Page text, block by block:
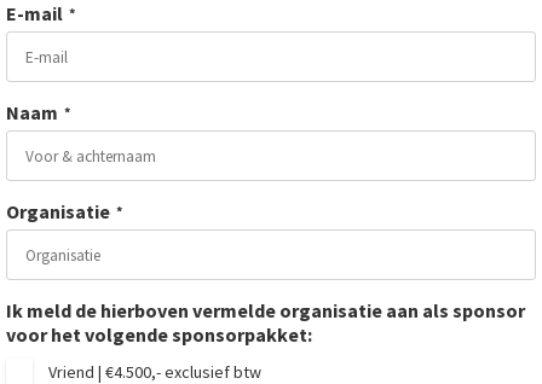
E-mail *
Naam *
Organisatie *
Ik meld de hierboven vermelde organisatie aan als sponsor
voor het volgende sponsorpakket:
Vriend | €4.500,- exclusief btw